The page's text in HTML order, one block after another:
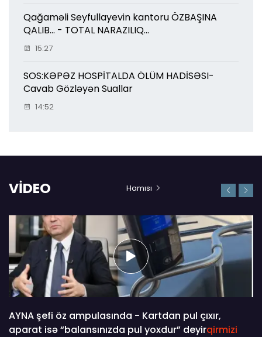
Qağaməli Seyfullayevin kantoru ÖZBAŞINA
QALIB... - TOTAL NARAZILIQ...
15:27
SOS:KƏPƏZ HOSPİTALDA ÖLÜM HADİSƏSI-
Cavab Gözləyən Suallar
14:52
VİDEO Hamısı
AYNA şefi öz ampulasında - Kartdan pul çıxır,
aparat isə “balansınızda pul yoxdur” deyirqirmizi